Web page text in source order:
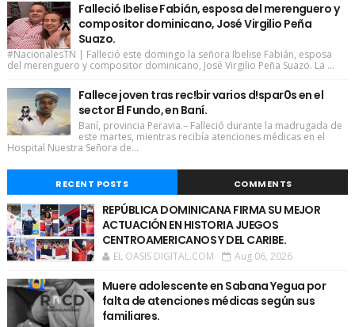
Falleció Ibelise Fabián, esposa del merenguero y
compositor dominicano, José Virgilio Peña
Suazo.
#NacionalesTN | Falleció este domingo la señora Ibelise Fabián, esposa
del merenguero y compositor dominicano, José Virgilio Peña Suazo. La ...
Fallece joven tras rec!bir varios d!spar0s en el
sector El Fundo, en Baní.
Baní, provincia Peravia.– Falleció durante la madrugada de
este martes, mientras recibía atenciones médicas en el
Hospital Nuestra Señora de...
RECENT POSTS COMMENTS
REPÚBLICA DOMINICANA FIRMA SU MEJOR
ACTUACIÓN EN HISTORIA JUEGOS
CENTROAMERICANOS Y DEL CARIBE.
EL OASIS DIGITAL.COM Aug 06, 2026
Muere adolescente en Sabana Yegua por
falta de atenciones médicas según sus
familiares.